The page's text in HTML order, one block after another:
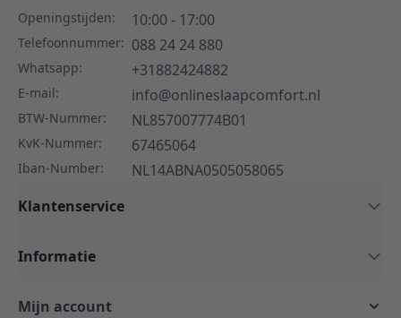
Openingstijden: 10:00 - 17:00
Telefoonnummer: 088 24 24 880
Whatsapp: +31882424882
E-mail: info@onlineslaapcomfort.nl
BTW-Nummer: NL857007774B01
KvK-Nummer: 67465064
Iban-Number:
NL14ABNA0505058065
Klantenservice
Informatie
Mijn account